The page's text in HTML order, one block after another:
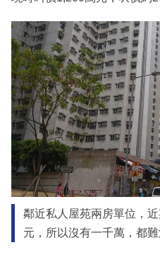
鄰近私人屋苑兩房單位，
元，所以沒有一千萬，都